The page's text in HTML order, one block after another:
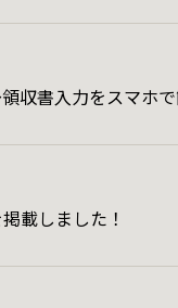
収書入力をスマホ
載しました！